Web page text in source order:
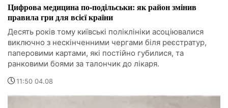
Цифрова медицина по-подільськи: як район змінив
правила гри для всієї країни
Десять років тому київські поліклініки асоціювалися
виключно з нескінченними чергами біля реєстратур,
паперовими картами, які постійно губилися, та
ранковими боями за талончик до лікаря.
11:50 04.08